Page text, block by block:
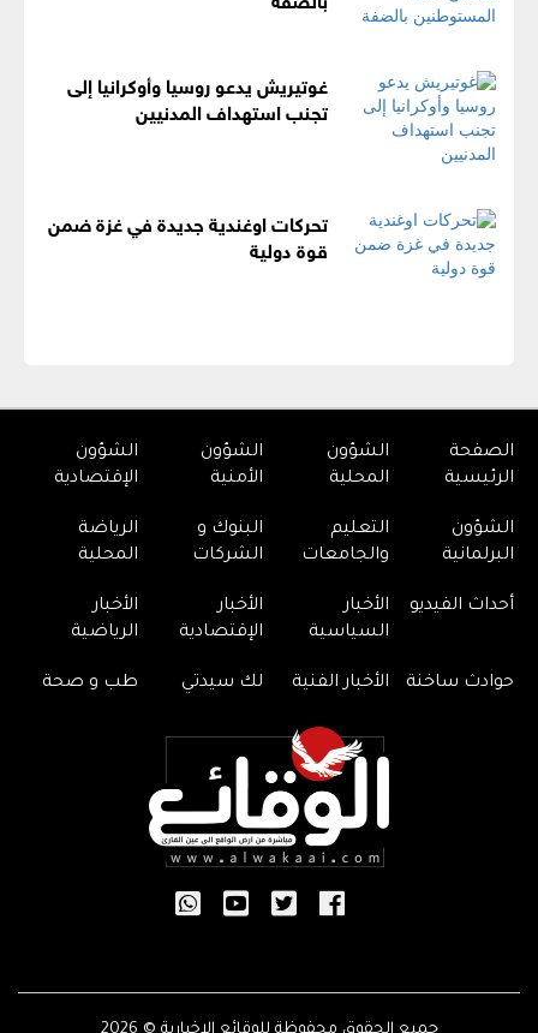
غوتيريش يدعو روسيا وأوكرانيا إلى
تجنب استهداف المدنيين
تحركات اوغندية جديدة في غزة ضمن
قوة دولية
الصفحة
الرئيسية
الشؤون
المحلية
الشؤون
الأمنية
الشؤون
الإقتصادية
الشؤون
البرلمانية
التعليم
والجامعات
البنوك و
الشركات
الرياضة
المحلية
أحداث الفيديو
الأخبار
السياسية
الأخبار
الإقتصادية
الأخبار
الرياضية
حوادث ساخنة الأخبار الفنية لك سيدتي طب و صحة
جميع الحقوق محفوظة للوقائع الإخبارية © 2026